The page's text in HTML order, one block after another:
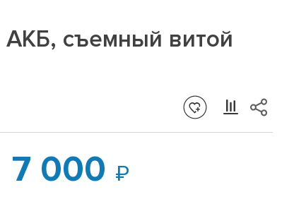
АКБ, съемный витой
7 000